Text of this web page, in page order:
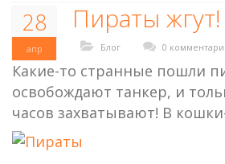
28
апр
Пираты жгут!
Блог 0
Какие-то странные пошли
освобождают танкер, и
часов захватывают! В